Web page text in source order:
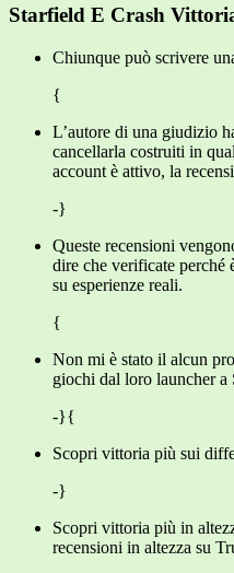
Starfield E Crash
Chiunque può scrivere
{
L’autore di una giudizio
cancellarla costruiti in
account è attivo, la
-}
Queste recensioni
dire che verificate perché
su esperienze reali.
{
Non mi è stato il alcun
giochi dal loro launcher a
-}{
Scopri vittoria più sui
-}
Scopri vittoria più in
recensioni in altezza su